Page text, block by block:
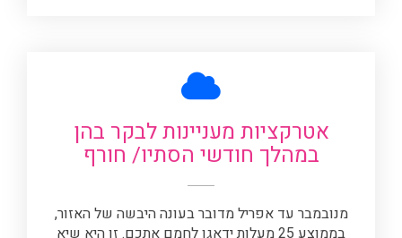
אטרקציות מעניינות לבקר בהן
במהלך חודשי הסתיו/ חורף
מנובמבר עד אפריל מדובר בעונה היבשה של האזור,
בממוצע 25 מעלות ידאגו לחמם אתכם. זו היא שיא